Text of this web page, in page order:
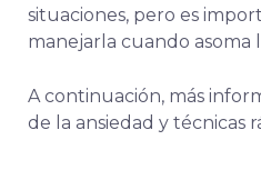
situaciones, pero es
manejarla cuando asoma
A continuación, más
de la ansiedad y técnicas